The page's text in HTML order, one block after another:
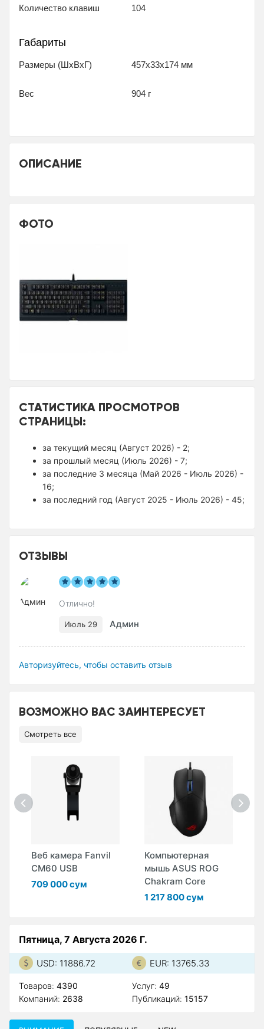
Количество клавиш 104
Габариты
Размеры (ШxВxГ) 457x33x174 мм
Вес 904 г
ОПИСАНИЕ
ФОТО
СТАТИСТИКА ПРОСМОТРОВ
СТРАНИЦЫ:
за текущий месяц (Август 2026) - 2;
за прошлый месяц (Июль 2026) - 7;
за последние 3 месяца (Май 2026 - Июль 2026) -
16;
за последний год (Август 2025 - Июль 2026) - 45;
ОТЗЫВЫ
Отлично!
Июль 29 Админ
Авторизуйтесь, чтобы оставить отзыв
ВОЗМОЖНО ВАС ЗАИНТЕРЕСУЕТ
Смотреть все
Веб камера Fanvil
CM60 USB
709 000 сум
Компьютерная
мышь ASUS ROG
Chakram Core
1 217 800 сум
Пятница, 7 Августа 2026 Г.
USD: 11886.72 EUR: 13765.33
Товаров: 4390
Компаний: 2638
Услуг: 49
Публикаций: 15157